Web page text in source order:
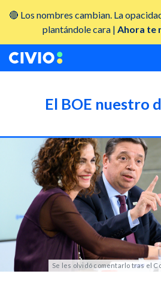
🔴 Los nombres cambian. La
plantándole cara | Ahora te
El BOE nuestro
Se les olvidó comentarlo tras el